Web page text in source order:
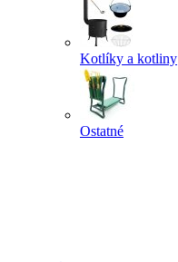
Kotlíky a kotliny
Ostatné